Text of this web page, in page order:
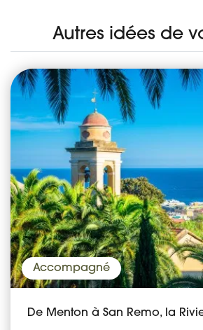
Autres idées de
Accompagné
De Menton à San Remo, la